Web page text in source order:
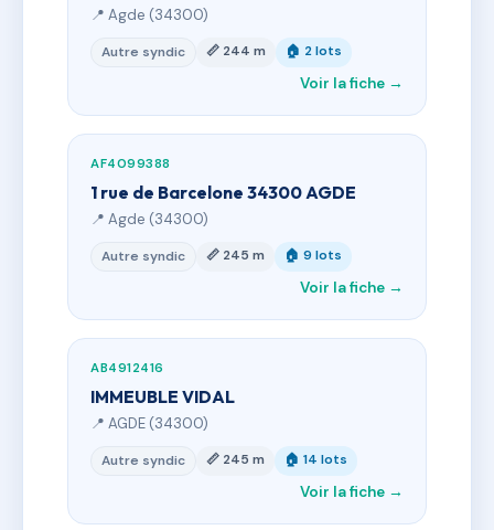
📍 Agde (34300)
Autre syndic 📏 244 m 🏠 2 lots
Voir la fiche →
AF4099388
1 rue de Barcelone 34300 AGDE
📍 Agde (34300)
Autre syndic 📏 245 m 🏠 9 lots
Voir la fiche →
AB4912416
IMMEUBLE VIDAL
📍 AGDE (34300)
Autre syndic 📏 245 m 🏠 14 lots
Voir la fiche →